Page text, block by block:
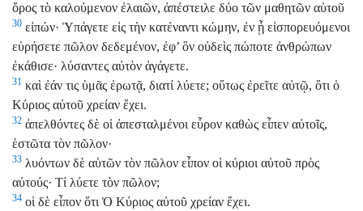
ὄρος τὸ καλούμενον ἐλαιῶν, ἀπέστειλε δύο τῶν μαθητῶν αὐτοῦ
30 εἰπών· Ὑπάγετε εἰς τὴν κατέναντι κώμην, ἐν ᾗ εἰσπορευόμενοι
εὑρήσετε πῶλον δεδεμένον, ἐφ’ ὃν οὐδεὶς πώποτε ἀνθρώπων
ἐκάθισε· λύσαντες αὐτὸν ἀγάγετε.
31 καὶ ἐάν τις ὑμᾶς ἐρωτᾷ, διατί λύετε; οὕτως ἐρεῖτε αὐτῷ, ὅτι ὁ
Κύριος αὐτοῦ χρείαν ἔχει.
32 ἀπελθόντες δὲ οἱ ἀπεσταλμένοι εὗρον καθὼς εἶπεν αὐτοῖς,
ἑστῶτα τὸν πῶλον·
33 λυόντων δὲ αὐτῶν τὸν πῶλον εἶπον οἱ κύριοι αὐτοῦ πρὸς
αὐτούς· Τί λύετε τὸν πῶλον;
34 οἱ δὲ εἶπον ὅτι Ὁ Κύριος αὐτοῦ χρείαν ἔχει.